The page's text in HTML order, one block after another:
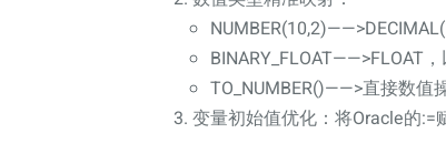
BINARY_FLOAT——>FLOAT
TO_NUMBER()——>直接数值
变量初始值优化：将Oracle的:=